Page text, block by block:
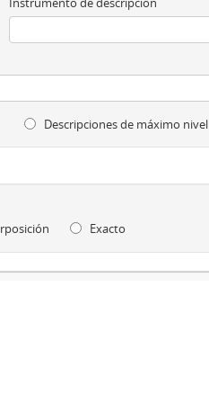
Descripciones de máximo nivel
Exacto